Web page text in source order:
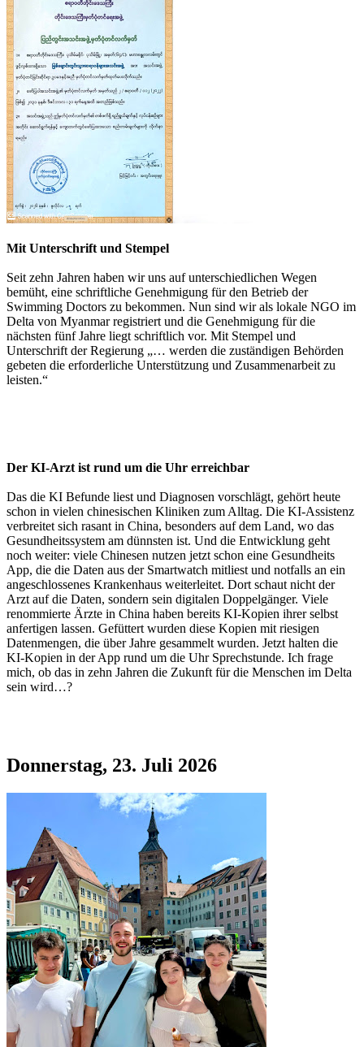
Mit Unterschrift und Stempel
Seit zehn Jahren haben wir uns auf unterschiedlichen Wegen
bemüht, eine schriftliche Genehmigung für den Betrieb der
Swimming Doctors zu bekommen. Nun sind wir als lokale NGO im
Delta von Myanmar registriert und die Genehmigung für die
nächsten fünf Jahre liegt schriftlich vor. Mit Stempel und
Unterschrift der Regierung „… werden die zuständigen Behörden
gebeten die erforderliche Unterstützung und Zusammenarbeit zu
leisten.“
Der KI-Arzt ist rund um die Uhr erreichbar
Das die KI Befunde liest und Diagnosen vorschlägt, gehört heute
schon in vielen chinesischen Kliniken zum Alltag. Die KI-Assistenz
verbreitet sich rasant in China, besonders auf dem Land, wo das
Gesundheitssystem am dünnsten ist. Und die Entwicklung geht
noch weiter: viele Chinesen nutzen jetzt schon eine Gesundheits
App, die die Daten aus der Smartwatch mitliest und notfalls an ein
angeschlossenes Krankenhaus weiterleitet. Dort schaut nicht der
Arzt auf die Daten, sondern sein digitalen Doppelgänger. Viele
renommierte Ärzte in China haben bereits KI-Kopien ihrer selbst
anfertigen lassen. Gefüttert wurden diese Kopien mit riesigen
Datenmengen, die über Jahre gesammelt wurden. Jetzt halten die
KI-Kopien in der App rund um die Uhr Sprechstunde. Ich frage
mich, ob das in zehn Jahren die Zukunft für die Menschen im Delta
sein wird…?
Donnerstag, 23. Juli 2026